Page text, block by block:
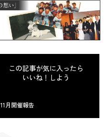
この記事が気に入ったら
いいね！しよう
11月開催報告